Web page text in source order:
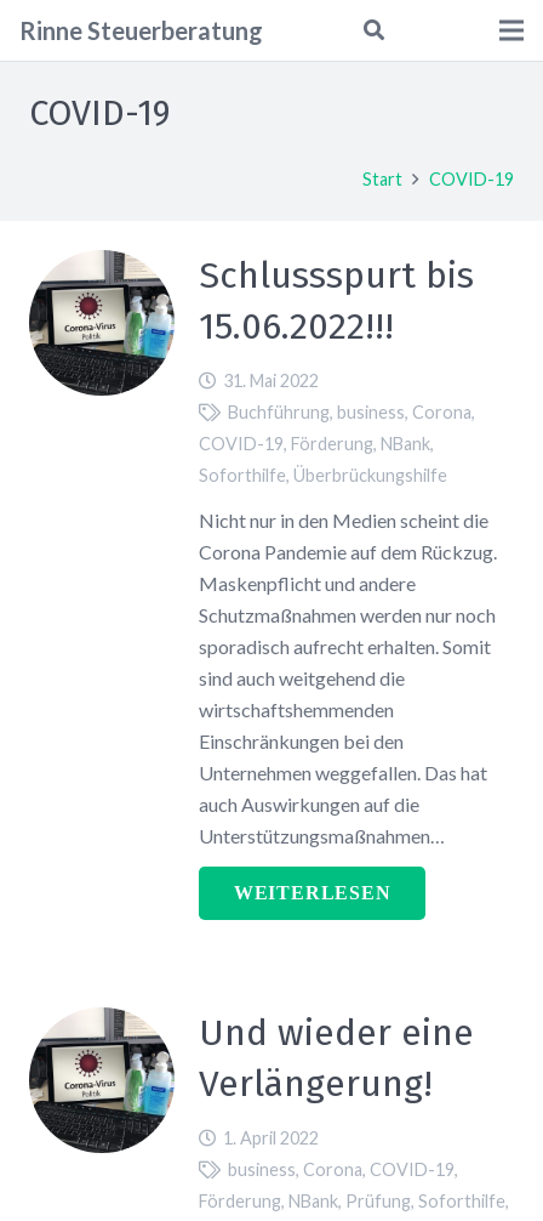
RinneSteuerberatung
COVID-19
Start COVID-19
Schlussspurt bis
15.06.2022!!!
31. Mai 2022
Buchführung, business, Corona,
COVID-19, Förderung, NBank,
Soforthilfe, Überbrückungshilfe
Nicht nur in den Medien scheint die
Corona Pandemie auf dem Rückzug.
Maskenpflicht und andere
Schutzmaßnahmen werden nur noch
sporadisch aufrecht erhalten. Somit
sind auch weitgehend die
wirtschaftshemmenden
Einschränkungen bei den
Unternehmen weggefallen. Das hat
auch Auswirkungen auf die
Unterstützungsmaßnahmen…
WEITERLESEN
Und wieder eine
Verlängerung!
1. April 2022
business, Corona, COVID-19,
Förderung, NBank, Prüfung, Soforthilfe,